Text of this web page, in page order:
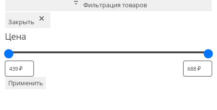
Фильтрация товаров
Закрыть
Цена
Применить